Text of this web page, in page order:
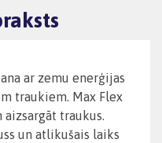
ar zemu enerģijas
traukiem. Max Flex
aizsargāt traukus.
un atlikušais laiks